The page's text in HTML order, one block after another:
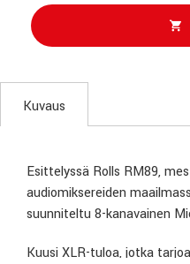
Kuvaus
Esittelyssä Rolls RM89,
audiomiksereiden
suunniteltu 8-kanavainen
Kuusi XLR-tuloa, jotka